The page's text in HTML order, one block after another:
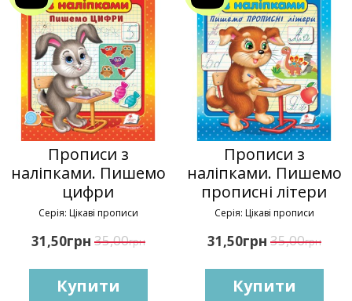
Прописи з
наліпками. Пишемо
цифри
Серія: Цікаві прописи
31,50грн 35,00грн
Купити
Прописи з
наліпками. Пишемо
прописні літери
Серія: Цікаві прописи
31,50грн 35,00грн
Купити